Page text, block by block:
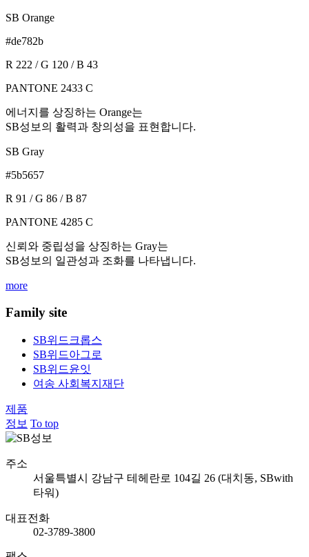
SB Orange
#de782b
R 222 / G 120 / B 43
PANTONE 2433 C
에너지를 상징하는 Orange는
SB성보의 활력과 창의성을 표현합니다.
SB Gray
#5b5657
R 91 / G 86 / B 87
PANTONE 4285 C
신뢰와 중립성을 상징하는 Gray는
SB성보의 일관성과 조화를 나타냅니다.
more
Family site
SB위드크롭스
SB위드아그로
SB위드윤잇
여송 사회복지재단
제품
정보 To top
주소
서울특별시 강남구 테헤란로 104길 26 (대치동, SBwith
타워)
대표전화
02-3789-3800